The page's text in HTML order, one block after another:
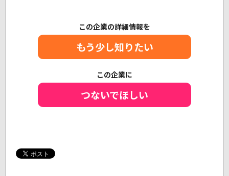
この企業の詳細情報を
もう少し知りたい
この企業に
つないでほしい